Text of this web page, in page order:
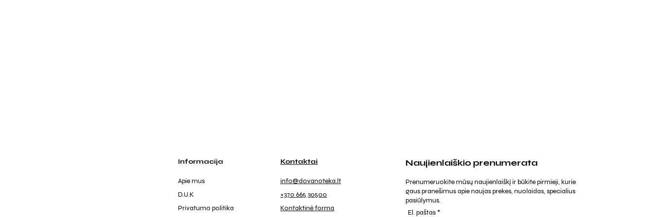
Informacija
Apie mus
D.U.K
Privatumo politika
Kontaktai
info@dovanoteka.lt
+370 665 30500
Kontaktinė forma
Naujienlaiškio prenumerata
Prenumeruokite mūsų naujienlaiškį ir būkite pirmieji, kurie
gaus pranešimus apie naujas prekes, nuolaidas, specialius
pasiūlymus.
El. paštas